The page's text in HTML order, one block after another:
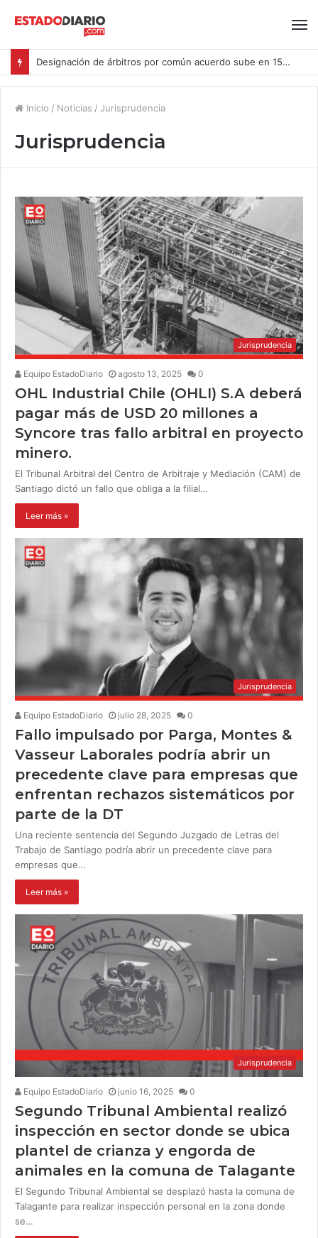
Designación de árbitros por común acuerdo sube en 15% en las causas ingresadas al CAM Santiago durante el primer semestre del año
Inicio / Noticias / Jurisprudencia
Jurisprudencia
Jurisprudencia
Equipo EstadoDiario agosto 13, 2025 0
OHL Industrial Chile (OHLI) S.A deberá
pagar más de USD 20 millones a
Syncore tras fallo arbitral en proyecto
minero.
El Tribunal Arbitral del Centro de Arbitraje y Mediación (CAM) de
Santiago dictó un fallo que obliga a la filial…
Leer más »
Jurisprudencia
Equipo EstadoDiario julio 28, 2025 0
Fallo impulsado por Parga, Montes &
Vasseur Laborales podría abrir un
precedente clave para empresas que
enfrentan rechazos sistemáticos por
parte de la DT
Una reciente sentencia del Segundo Juzgado de Letras del
Trabajo de Santiago podría abrir un precedente clave para
empresas que…
Leer más »
Jurisprudencia
Equipo EstadoDiario junio 16, 2025 0
Segundo Tribunal Ambiental realizó
inspección en sector donde se ubica
plantel de crianza y engorda de
animales en la comuna de Talagante
El Segundo Tribunal Ambiental se desplazó hasta la comuna de
Talagante para realizar inspección personal en la zona donde
se…